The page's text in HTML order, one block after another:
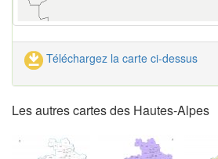
Téléchargez la carte ci-dessus
Les autres cartes des Hautes-Alpes